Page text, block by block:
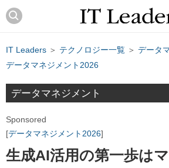
IT Leaders ＞ テクノロジー一覧 ＞ データ
データマネジメント2026
データマネジメント
Sponsored
データマネジメント2026
生成AI活用の第一歩は